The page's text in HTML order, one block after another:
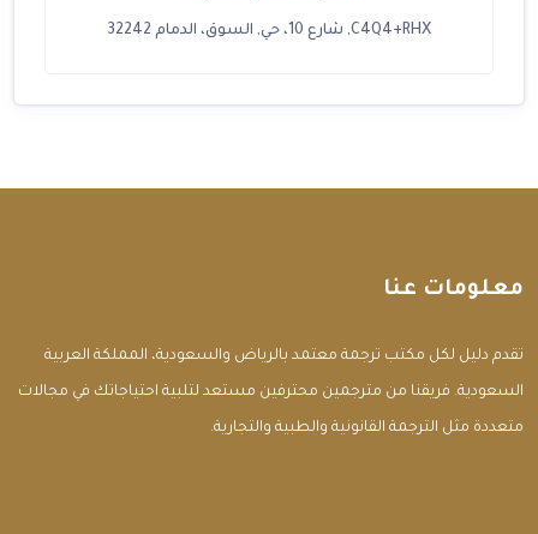
C4Q4+RHX, شارع 10، حي, السوق، الدمام 32242
معلومات عنا
تقدم دليل لكل مكتب ترجمة معتمد بالرياض والسعودية، المملكة العربية
السعودية. فريقنا من مترجمين محترفين مستعد لتلبية احتياجاتك في مجالات
متعددة مثل الترجمة القانونية والطبية والتجارية.